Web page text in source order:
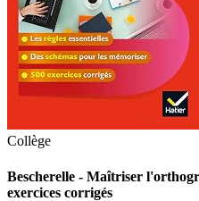
Collège
Bescherelle - Maîtriser
exercices corrigés